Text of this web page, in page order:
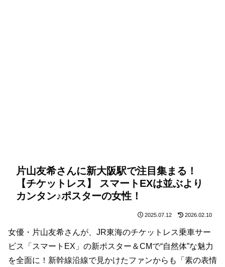
片山友希さんに新大阪駅で注目集まる！
【チケットレス】 スマートEXは並ぶより
カンタン♪ポスターの女性！
2025.07.12 2026.02.10
女優・片山友希さんが、JR東海のチケットレス乗車サー
ビス「スマートEX」の新ポスター＆CMで“自然体”な魅力
を全面に！新幹線沿線で見かけたファンからも「素の表情